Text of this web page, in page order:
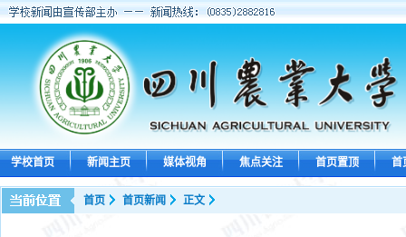
学校首页 新闻主页 媒体视角 焦点关注 首页置顶 首
首页 首页新闻 正文